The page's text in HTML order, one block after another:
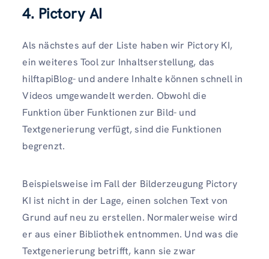
4. Pictory AI
Als nächstes auf der Liste haben wir Pictory KI,
ein weiteres Tool zur Inhaltserstellung, das
hilftapiBlog- und andere Inhalte können schnell in
Videos umgewandelt werden. Obwohl die
Funktion über Funktionen zur Bild- und
Textgenerierung verfügt, sind die Funktionen
begrenzt.
Beispielsweise im Fall der Bilderzeugung Pictory
KI ist nicht in der Lage, einen solchen Text von
Grund auf neu zu erstellen. Normalerweise wird
er aus einer Bibliothek entnommen. Und was die
Textgenerierung betrifft, kann sie zwar